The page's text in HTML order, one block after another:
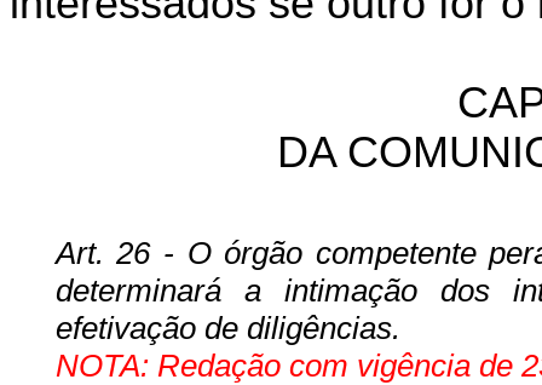
DA
Art. 26 - O órgão competente
determinará a intimação dos
efetivação de diligências.
NOTA: Redação com vigência de